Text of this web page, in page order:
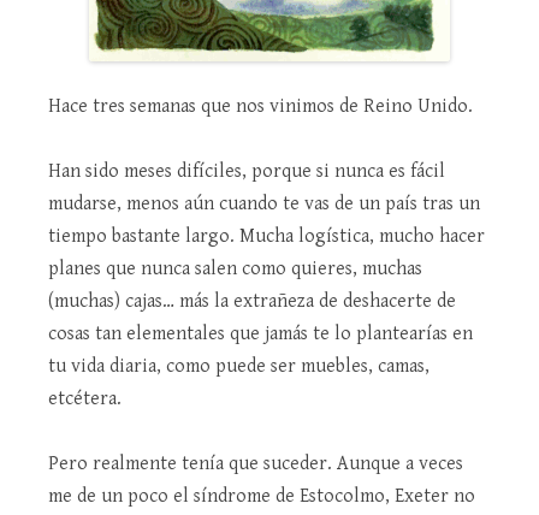
Hace tres semanas que nos vinimos de Reino Unido.
Han sido meses difíciles, porque si nunca es fácil
mudarse, menos aún cuando te vas de un país tras un
tiempo bastante largo. Mucha logística, mucho hacer
planes que nunca salen como quieres, muchas
(muchas) cajas… más la extrañeza de deshacerte de
cosas tan elementales que jamás te lo plantearías en
tu vida diaria, como puede ser muebles, camas,
etcétera.
Pero realmente tenía que suceder. Aunque a veces
me de un poco el síndrome de Estocolmo, Exeter no